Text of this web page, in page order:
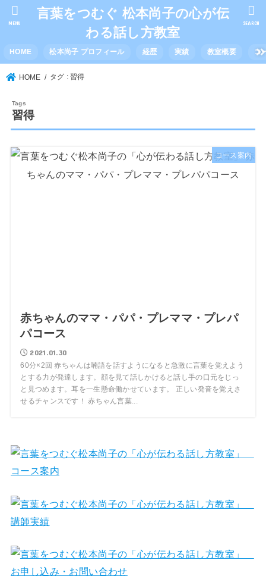
言葉をつむぐ 松本尚子の心が伝
わる話し方教室
HOME 松本尚子 プロフィール 経歴 実績 教室概要 コ
SEARCH
MENU
HOME タグ : 習得
習得
コース案内
赤ちゃんのママ・パパ・プレママ・プレパ
パコース
2021.01.30
60分×2回 赤ちゃんは喃語を話すようになると急激に言葉を覚えよう
とする力が発達します。顔を見て話しかけると話し手の口元をじっ
と見つめます。耳を一生懸命働かせています。 正しい発音を覚えさ
せるチャンスです！ 赤ちゃん言葉...